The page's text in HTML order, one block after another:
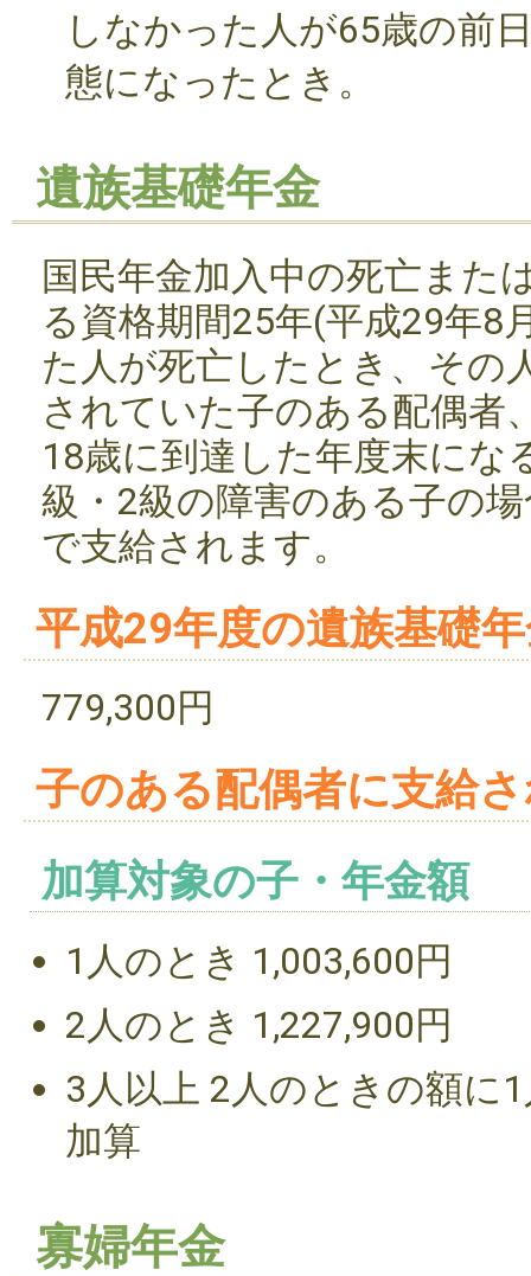
しなかった人が65歳の前
態になったとき。
遺族基礎年金
国民年金加入中の死亡また
る資格期間25年(平成29年8
た人が死亡したとき、その
されていた子のある配偶者
18歳に到達した年度末にな
級・2級の障害のある子の
で支給されます。
平成29年度の遺族基礎
779,300円
子のある配偶者に支給
加算対象の子・年金額
1人のとき 1,003,600円
2人のとき 1,227,900円
3人以上 2人のときの額に
加算
寡婦年金